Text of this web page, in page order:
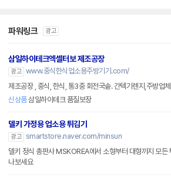
파워링크 광고
삼일하이테크엑셀터보 제조공장
광고 www.중식한식업소용주방기기.com/
제조공장 , 중식, 한식, 통3중 회전국솥. 간텍기렌지,주방업
신상품삼일하이테크 품질보장
델키 가정용 업소용 튀김기
광고 smartstore.naver.com/minsun
델키 정식 총판사 MSKOREA에서 소형부터 대형까지 모든
나보세요